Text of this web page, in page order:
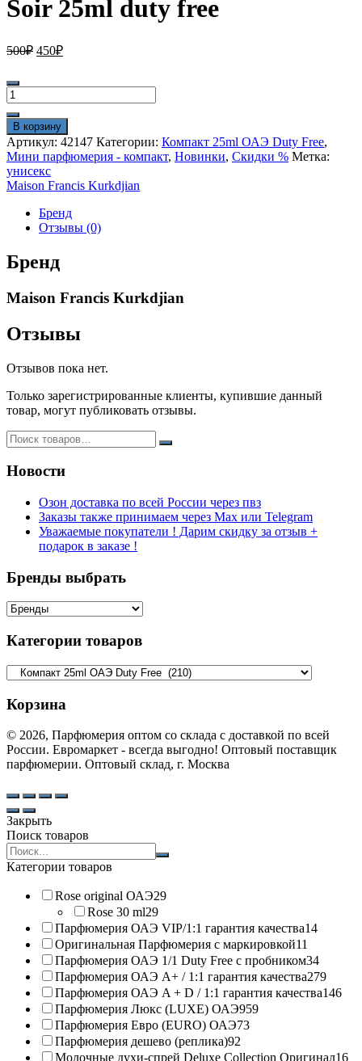
Soir 25ml duty free
500₽ Первоначальная
450₽Текущая
Количество
товара
Мини
парфюм
MFK
Grand
Soir
25ml
duty
В корзину
Артикул: 42147 Категории: Компакт 25ml ОАЭ Duty Free,
Мини парфюмерия - компакт, Новинки, Скидки % Метка:
унисекс
Maison Francis Kurkdjian
Бренд
Отзывы (0)
Бренд
Maison Francis Kurkdjian
Отзывы
Отзывов пока нет.
Только зарегистрированные клиенты, купившие данный
товар, могут публиковать отзывы.
Новости
Озон доставка по всей России через пвз
Заказы также принимаем через Max или Telegram
Уважаемые покупатели ! Дарим скидку за отзыв +
подарок в заказе !
Бренды выбрать
Категории товаров
Корзина
© 2026, Парфюмерия оптом со склада с доставкой по всей
России. Евромаркет - всегда выгодно! Оптовый поставщик
парфюмерии. Оптовый склад, г. Москва
Закрыть
Поиск товаров
Search
products:
Категории товаров
Rose original ОАЭ29
Rose 30 ml29
Парфюмерия ОАЭ VIP/1:1 гарантия качества14
Оригинальная Парфюмерия с маркировкой11
Парфюмерия ОАЭ 1/1 Duty Free с пробником34
Парфюмерия ОАЭ A+ / 1:1 гарантия качества279
Парфюмерия ОАЭ A + D / 1:1 гарантия качества146
Парфюмерия Люкс (LUXE) ОАЭ959
Парфюмерия Евро (EURO) ОАЭ73
Парфюмерия дешево (реплика)92
Молочные духи-спрей Deluxe Collection Оригинал16